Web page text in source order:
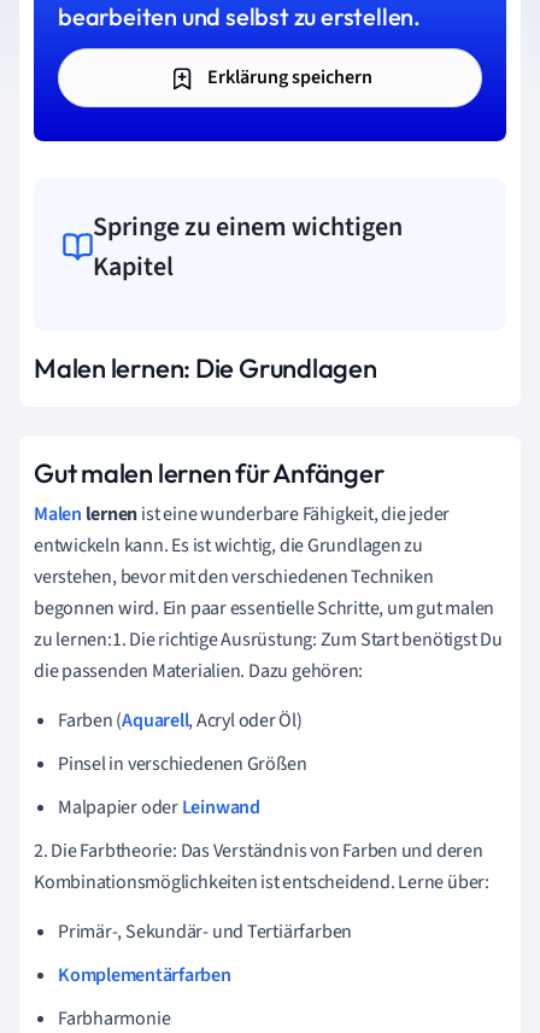
bearbeiten und selbst zu erstellen.
Erklärung speichern
Springe zu einem wichtigen
Kapitel
Malen lernen: Die Grundlagen
Gut malen lernen für Anfänger
Malen lernenist eine wunderbare Fähigkeit, die jeder
entwickeln kann. Es ist wichtig, die Grundlagen zu
verstehen, bevor mit den verschiedenen Techniken
begonnen wird. Ein paar essentielle Schritte, um gut malen
zu lernen:1. Die richtige Ausrüstung: Zum Start benötigst Du
die passenden Materialien. Dazu gehören:
Farben (Aquarell, Acryl oder Öl)
Pinsel in verschiedenen Größen
Malpapier oderLeinwand
2. Die Farbtheorie: Das Verständnis von Farben und deren
Kombinationsmöglichkeiten ist entscheidend. Lerne über:
Primär-, Sekundär- und Tertiärfarben
Komplementärfarben
Farbharmonie